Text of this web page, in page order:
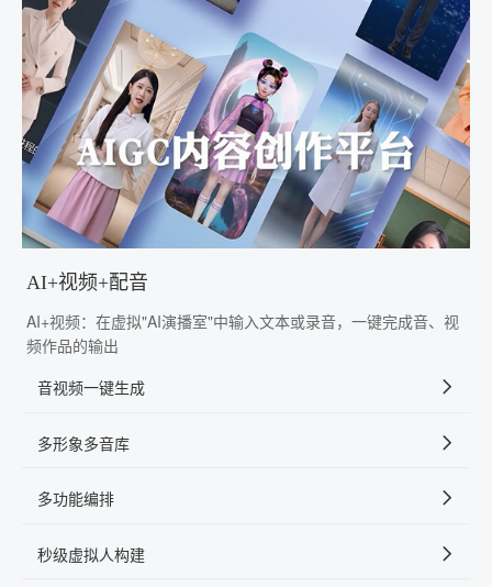
AI+视频+配音
AI+视频：在虚拟"AI演播室"中输入文本或录音，一键完成音、视
频作品的输出
音视频一键生成
多形象多音库
多功能编排
秒级虚拟人构建